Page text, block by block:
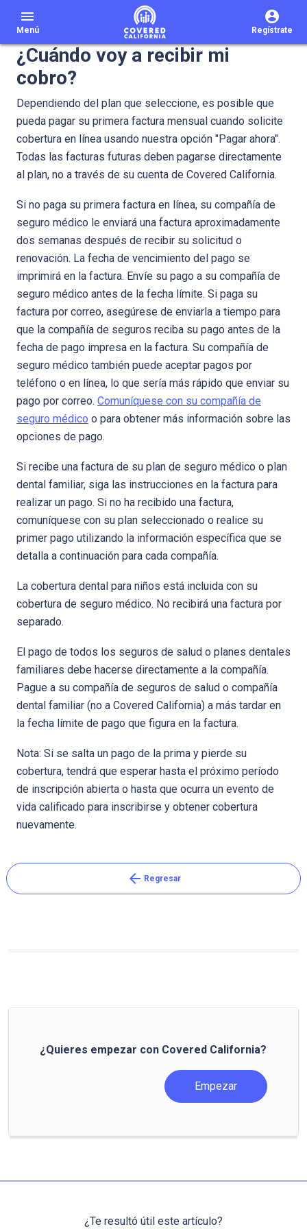
menu
Menú Regístrate
¿Cuándo voy a recibir mi
cobro?
Dependiendo del plan que seleccione, es posible que
pueda pagar su primera factura mensual cuando solicite
cobertura en línea usando nuestra opción "Pagar ahora".
Todas las facturas futuras deben pagarse directamente
al plan, no a través de su cuenta de Covered California.
Si no paga su primera factura en línea, su compañía de
seguro médico le enviará una factura aproximadamente
dos semanas después de recibir su solicitud o
renovación. La fecha de vencimiento del pago se
imprimirá en la factura. Envíe su pago a su compañía de
seguro médico antes de la fecha límite. Si paga su
factura por correo, asegúrese de enviarla a tiempo para
que la compañía de seguros reciba su pago antes de la
fecha de pago impresa en la factura. Su compañía de
seguro médico también puede aceptar pagos por
teléfono o en línea, lo que sería más rápido que enviar su
pago por correo. Comuníquese con su compañía de
seguro médico o para obtener más información sobre las
opciones de pago.
Si recibe una factura de su plan de seguro médico o plan
dental familiar, siga las instrucciones en la factura para
realizar un pago. Si no ha recibido una factura,
comuníquese con su plan seleccionado o realice su
primer pago utilizando la información específica que se
detalla a continuación para cada compañía.
La cobertura dental para niños está incluida con su
cobertura de seguro médico. No recibirá una factura por
separado.
El pago de todos los seguros de salud o planes dentales
familiares debe hacerse directamente a la compañía.
Pague a su compañía de seguros de salud o compañía
dental familiar (no a Covered California) a más tardar en
la fecha límite de pago que figura en la factura.
Nota: Si se salta un pago de la prima y pierde su
cobertura, tendrá que esperar hasta el próximo período
de inscripción abierta o hasta que ocurra un evento de
vida calificado para inscribirse y obtener cobertura
nuevamente.
arrow_back Regresar
¿Quieres empezar con Covered California?
Empezar
¿Te resultó útil este artículo?